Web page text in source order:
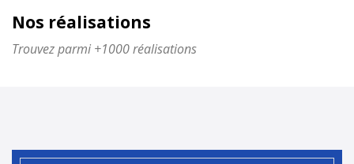
Nos réalisations
Trouvez parmi +1000 réalisations